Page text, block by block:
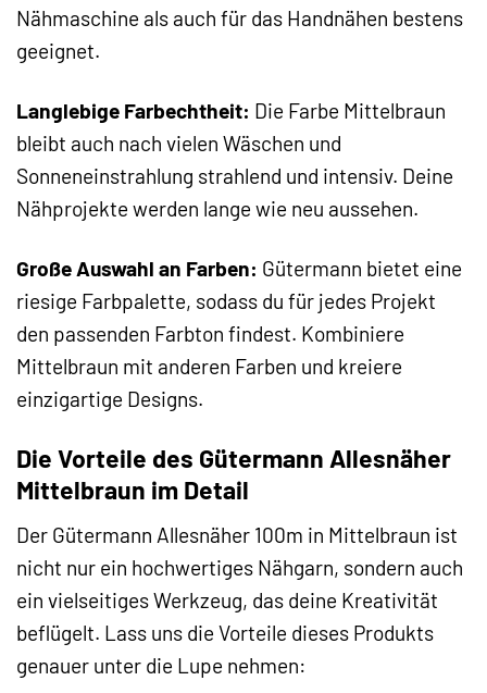
Nähmaschine als auch für das Handnähen bestens
geeignet.
Langlebige Farbechtheit: Die Farbe Mittelbraun
bleibt auch nach vielen Wäschen und
Sonneneinstrahlung strahlend und intensiv. Deine
Nähprojekte werden lange wie neu aussehen.
Große Auswahl an Farben: Gütermann bietet eine
riesige Farbpalette, sodass du für jedes Projekt
den passenden Farbton findest. Kombiniere
Mittelbraun mit anderen Farben und kreiere
einzigartige Designs.
Die Vorteile des Gütermann Allesnäher
Mittelbraun im Detail
Der Gütermann Allesnäher 100m in Mittelbraun ist
nicht nur ein hochwertiges Nähgarn, sondern auch
ein vielseitiges Werkzeug, das deine Kreativität
beflügelt. Lass uns die Vorteile dieses Produkts
genauer unter die Lupe nehmen: